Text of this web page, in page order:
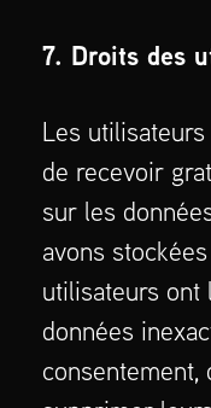
7. Droits des
Les
de recevoir
sur les
avons
utilisateurs
données